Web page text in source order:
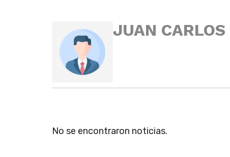
JUAN
No se encontraron noticias.